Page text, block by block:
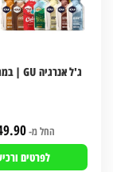
ג'ל אנרגיה GU | במגוון טעמים
החל מ-
לפרטים